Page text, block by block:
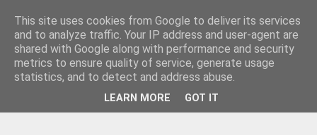
This site uses cookies from Google to deliver its services
and to analyze traffic. Your IP address and user-agent are
shared with Google along with performance and security
metrics to ensure quality of service, generate usage
statistics, and to detect and address abuse.
LEARN MORE GOT IT